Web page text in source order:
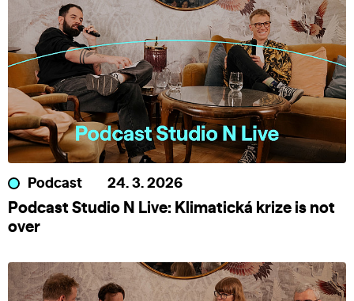
Podcast 24. 3. 2026
Podcast Studio N Live: Klimatická krize is not
over